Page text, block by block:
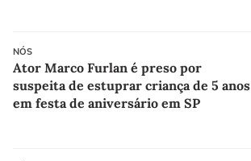
NÓS
Ator Marco Furlan é preso por
suspeita de estuprar criança de 5 anos
em festa de aniversário em SP